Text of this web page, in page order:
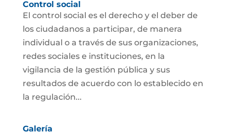
Control social
El control social es el derecho y el deber de
los ciudadanos a participar, de manera
individual o a través de sus organizaciones,
redes sociales e instituciones, en la
vigilancia de la gestión pública y sus
resultados de acuerdo con lo establecido en
la regulación...
Galería